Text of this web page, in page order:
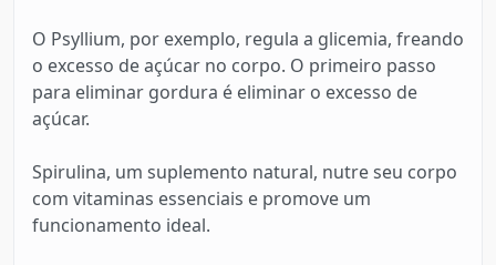
O Psyllium, por exemplo, regula a glicemia, freando
o excesso de açúcar no corpo. O primeiro passo
para eliminar gordura é eliminar o excesso de
açúcar.
Spirulina, um suplemento natural, nutre seu corpo
com vitaminas essenciais e promove um
funcionamento ideal.